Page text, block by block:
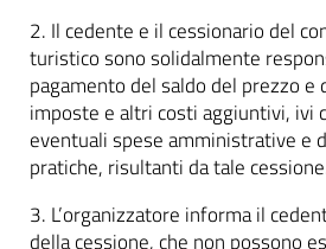
2. Il cedente e il cessionario del
turistico sono solidalmente
pagamento del saldo del prezzo
imposte e altri costi aggiuntivi, ivi
eventuali spese amministrative e
pratiche, risultanti da tale
3. L’organizzatore informa il
della cessione, che non possono